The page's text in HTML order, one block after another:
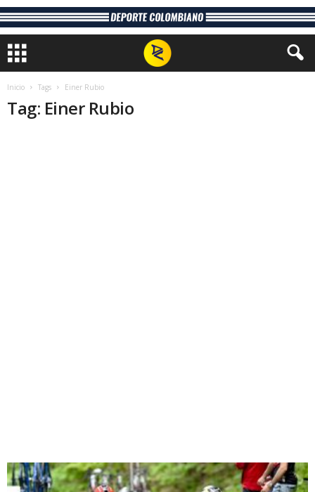
Inicio Tags Einer Rubio
Tag: Einer Rubio